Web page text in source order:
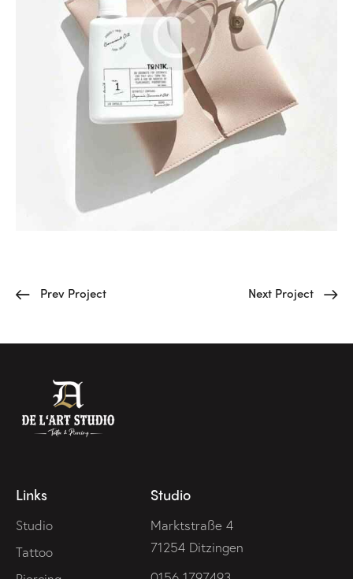
Prev Project Next Project
Links
Studio
Tattoo
Studio
Marktstraße 4
71254 Ditzingen